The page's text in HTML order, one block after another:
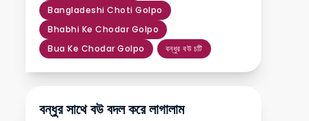
Bangladeshi Choti Golpo
Bhabhi Ke Chodar Golpo
Bua Ke Chodar Golpo বন্ধুর বউ চটি
বন্ধুর সাথে বউ বদল করে লাগালাম